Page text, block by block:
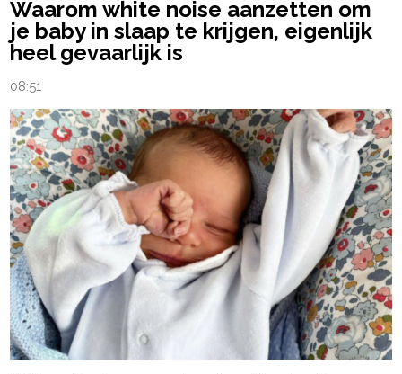
Waarom white noise aanzetten om
je baby in slaap te krijgen, eigenlijk
heel gevaarlijk is
08:51